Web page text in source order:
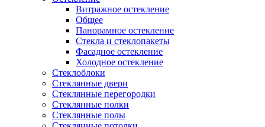
Витражное остекление
Общее
Панорамное остекление
Стекла и стеклопакеты
Фасадное остекление
Холодное остекление
Стеклоблоки
Стеклянные двери
Стеклянные перегородки
Стеклянные полки
Стеклянные полы